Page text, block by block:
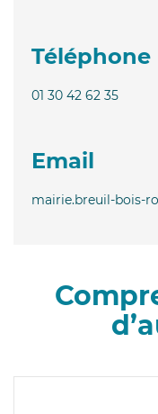
Téléphone
01 30 42 62 35
Email
mairie.breuil-bois-